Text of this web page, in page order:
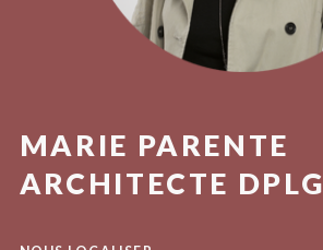
MARIE PARENTE
ARCHITECTE DPLG